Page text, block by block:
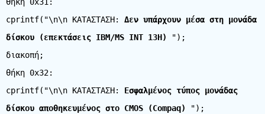
θήκη 0x31:
cprintf("\n\n ΚΑΤΑΣΤΑΣΗ: Δεν υπάρχουν μέσα στη μονάδα
δίσκου (επεκτάσεις IBM/MS INT 13H)
");
διακοπή;
θήκη 0x32:
cprintf("\n\n ΚΑΤΑΣΤΑΣΗ: Εσφαλμένος τύπος μονάδας
δίσκου αποθηκευμένος στο CMOS (Compaq)
");